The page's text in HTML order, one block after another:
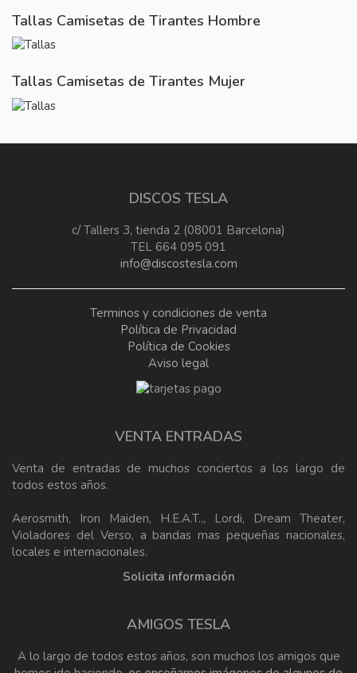
Tallas Camisetas de Tirantes Hombre
Tallas Camisetas de Tirantes Mujer
DISCOS TESLA
c/ Tallers 3, tienda 2 (08001 Barcelona)
TEL 664 095 091
info@discostesla.com
Terminos y condiciones de venta
Política de Privacidad
Política de Cookies
Aviso legal
VENTA ENTRADAS
Venta de entradas de muchos conciertos a los largo de
todos estos años.
Aerosmith, Iron Maiden, H.E.A.T.., Lordi, Dream Theater,
Violadores del Verso, a bandas mas pequeñas nacionales,
locales e internacionales.
Solicita información
AMIGOS TESLA
A lo largo de todos estos años, son muchos los amigos que